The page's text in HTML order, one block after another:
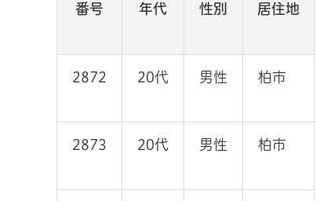
番号 年代 性別 居住地
2872 20代 男性 柏市
2873 20代 男性 柏市